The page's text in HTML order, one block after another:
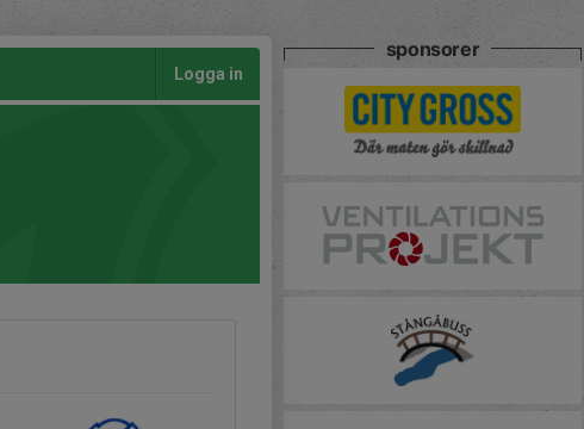
Logga in
sponsorer